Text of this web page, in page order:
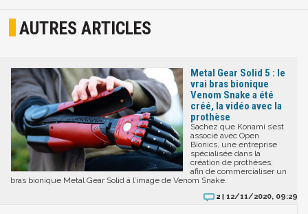
AUTRES ARTICLES
Metal Gear Solid 5 : le
vrai bras bionique
Venom Snake a été
créé, la vidéo avec la
prothèse
Sachez que Konami s’est
associé avec Open
Bionics, une entreprise
spécialisée dans la
création de prothèses,
afin de commercialiser un
bras bionique Metal Gear Solid à l’image de Venom Snake.
2 | 12/11/2020, 09:29